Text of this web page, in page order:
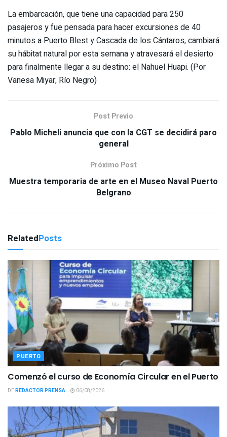
La embarcación, que tiene una capacidad para 250
pasajeros y fue pensada para hacer excursiones de 40
minutos a Puerto Blest y Cascada de los Cántaros, cambiará
su hábitat natural por esta semana y atravesará el desierto
para finalmente llegar a su destino: el Nahuel Huapi. (Por
Vanesa Miyar; Río Negro)
Post Previo
Pablo Micheli anuncia que con la CGT se decidirá paro
general
Próximo Post
Muestra temporaria de arte en el Museo Naval Puerto
Belgrano
RelatedPosts
PUERTO
Comenzó el curso de Economía Circular en el Puerto
DEREDACTOR PRENSA 06/08/2026